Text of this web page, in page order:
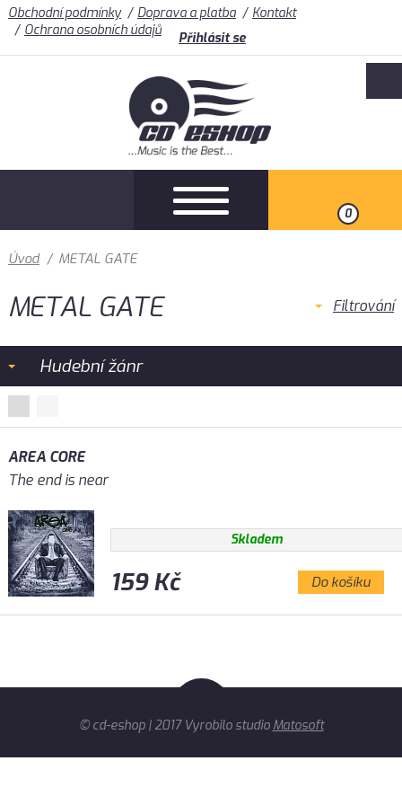
Obchodní podmínky Doprava a platba
Kontakt
Ochrana osobních údajů
Přihlásit se
0
Úvod / METAL GATE
METAL GATE Filtrování
Hudební žánr
AREA CORE
The end is near
Skladem
159 Kč Do košíku
© cd-eshop | 2017 Vyrobilo studio Matosoft